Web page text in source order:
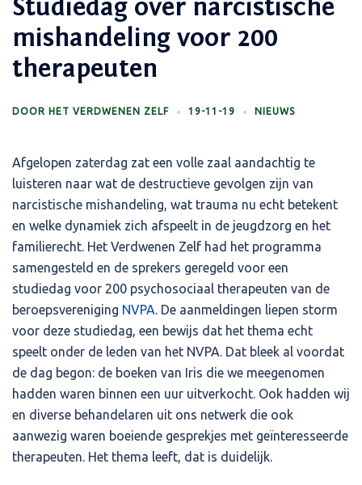
Studiedag over narcistische
mishandeling voor 200
therapeuten
DOOR HET VERDWENEN ZELF 19-11-19 NIEUWS
Afgelopen zaterdag zat een volle zaal aandachtig te
luisteren naar wat de destructieve gevolgen zijn van
narcistische mishandeling, wat trauma nu echt betekent
en welke dynamiek zich afspeelt in de jeugdzorg en het
familierecht. Het Verdwenen Zelf had het programma
samengesteld en de sprekers geregeld voor een
studiedag voor 200 psychosociaal therapeuten van de
beroepsvereniging NVPA. De aanmeldingen liepen storm
voor deze studiedag, een bewijs dat het thema echt
speelt onder de leden van het NVPA. Dat bleek al voordat
de dag begon: de boeken van Iris die we meegenomen
hadden waren binnen een uur uitverkocht. Ook hadden wij
en diverse behandelaren uit ons netwerk die ook
aanwezig waren boeiende gesprekjes met geïnteresseerde
therapeuten. Het thema leeft, dat is duidelijk.